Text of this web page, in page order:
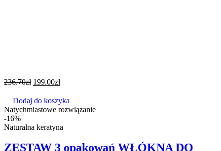
236.70zł 199.00zł
Dodaj do koszyka
Natychmiastowe rozwiązanie
-16%
Naturalna keratyna
ZESTAW 3 opakowań WŁÓKNA DO